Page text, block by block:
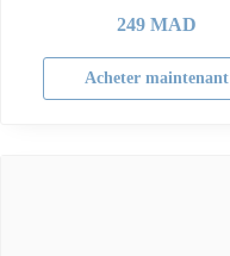
249MAD
Acheter maintenant